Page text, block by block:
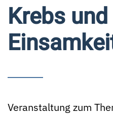
Krebs und
Veranstaltung zum